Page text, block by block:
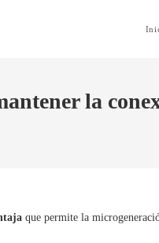
la
que permite la